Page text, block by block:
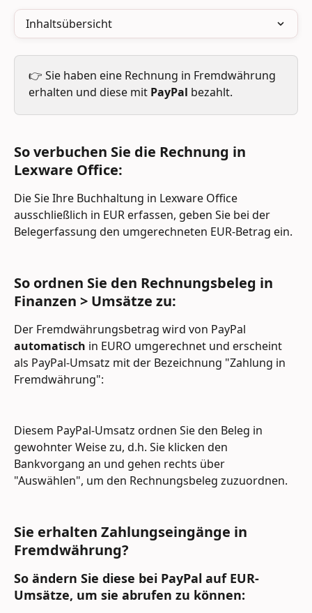
Inhaltsübersicht
👉 Sie haben eine Rechnung in Fremdwährung
erhalten und diese mit PayPal bezahlt.
So verbuchen Sie die Rechnung in
Lexware Office:
Die Sie Ihre Buchhaltung in Lexware Office
ausschließlich in EUR erfassen, geben Sie bei der
Belegerfassung den umgerechneten EUR-Betrag ein.
So ordnen Sie den Rechnungsbeleg in
Finanzen > Umsätze zu:
Der Fremdwährungsbetrag wird von PayPal
automatisch in EURO umgerechnet und erscheint
als PayPal-Umsatz mit der Bezeichnung "Zahlung in
Fremdwährung":
Diesem PayPal-Umsatz ordnen Sie den Beleg in
gewohnter Weise zu, d.h. Sie klicken den
Bankvorgang an und gehen rechts über
"Auswählen", um den Rechnungsbeleg zuzuordnen.
Sie erhalten Zahlungseingänge in
Fremdwährung?
So ändern Sie diese bei PayPal auf EUR-
Umsätze, um sie abrufen zu können: